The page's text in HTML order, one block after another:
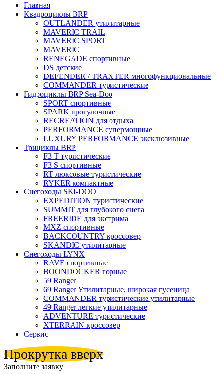
Главная
Квадроциклы BRP
OUTLANDER утилитарные
MAVERIC TRAIL
MAVERIC SPORT
MAVERIC
RENEGADE спортивные
DS детские
DEFENDER / TRAXTER многофункциональные
COMMANDER туристические
Гидроциклы BRP Sea-Doo
SPORT спортивные
SPARK прогулочные
RECREATION для отдыха
PERFORMANCE супермощные
LUXURY PERFORMANCE эксклюзивные
Трициклы BRP
F3 T туристические
F3 S спортивные
RT люксовые туристические
RYKER компактные
Снегоходы SKI-DOO
EXPEDITION туристические
SUMMIT для глубокого снега
FREERIDE для экстрима
MXZ cпортивные
BACKCOUNTRY кроссовер
SKANDIC утилитарные
Снегоходы LYNX
RAVE спортивные
BOONDOCKER горные
59 Ranger
69 Ranger Утилитарные, широкая гусеница
COMMANDER туристические утилитарные
49 Ranger легкие утилитарные
ADVENTURE туристические
XTERRAIN кроссовер
Сервис
Прокрутка вверх
Заполните заявку